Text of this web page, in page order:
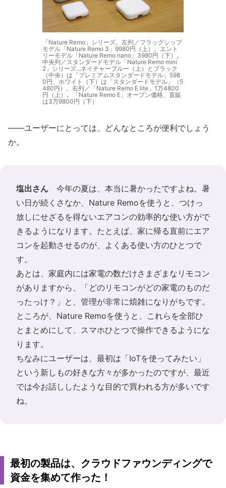
「Nature Remo」シリーズ。左列／フラッグシップ
モデル「Nature Remo 3」9980円（上）。エント
リーモデル「Nature Remo nano」3980円（下）。
中央列／スタンダードモデル「Nature Remo mini
2」シリーズ...ネイチャーブルー（上）とブラック
（中央）は「プレミアムスタンダードモデル」598
0円。ホワイト（下）は「スタンダードモデル」（5
480円）。右列／「Nature Remo E lite」1万4800
円（上）。「Nature Remo E」オープン価格、直販
は3万9800円（下）
――ユーザーにとっては、どんなところが便利でしょう
か。
塩出さん 今年の夏は、本当に暑かったですよね。暑
い日が続くさなか、Nature Remoを使うと、つけっ
放しにせざるを得ないエアコンの効率的な使い方がで
きるようになります。たとえば、家に帰る直前にエア
コンを起動させるのが、よくある使い方のひとつで
す。
あとは、家庭内には家電の数だけさまざまなリモコン
がありますから、「どのリモコンがどの家電のものだ
ったっけ？」と、管理が非常に煩雑になりがちです。
ところが、Nature Remoを使うと、これらを全部ひ
とまとめにして、スマホひとつで操作できるようにな
ります。
ちなみにユーザーは、最初は「IoTを使ってみたい」
という新しもの好きな方々が多かったのですが、最近
では今お話ししたような目的で買われる方が多いです
ね。
最初の製品は、クラウドファウンディングで
資金を集めて作った！